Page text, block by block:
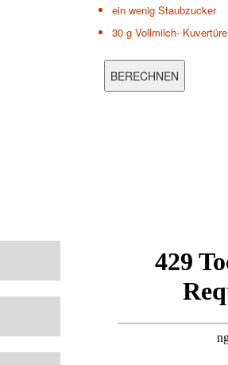
ein wenig Staubzucker
30 g Vollmilch- Kuvertüre